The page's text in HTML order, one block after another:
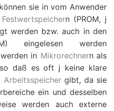
sie in vom Anwender
Festwertspeichern (PROM, j
werden bzw. auch in den
eingelesen werden
in Mikrorechnern als
daß es oft j keine klare
Arbeitsspeichergibt, da sie
ein und desselben
werden auch externe